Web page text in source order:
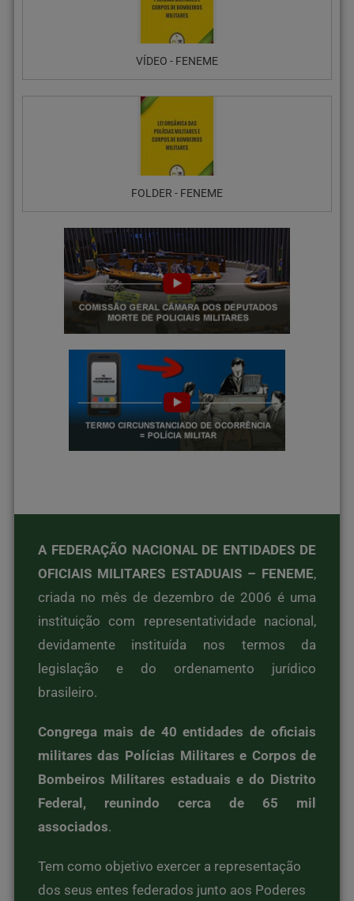
VÍDEO - FENEME
FOLDER - FENEME
A FEDERAÇÃO NACIONAL DE ENTIDADES DE
OFICIAIS MILITARES ESTADUAIS – FENEME,
criada no mês de dezembro de 2006 é uma
instituição com representatividade nacional,
devidamente instituída nos termos da
legislação e do ordenamento jurídico
brasileiro.
Congrega mais de 40 entidades de oficiais
militares das Polícias Militares e Corpos de
Bombeiros Militares estaduais e do Distrito
Federal, reunindo cerca de 65 mil
associados.
Tem como objetivo exercer a representação
dos seus entes federados junto aos Poderes